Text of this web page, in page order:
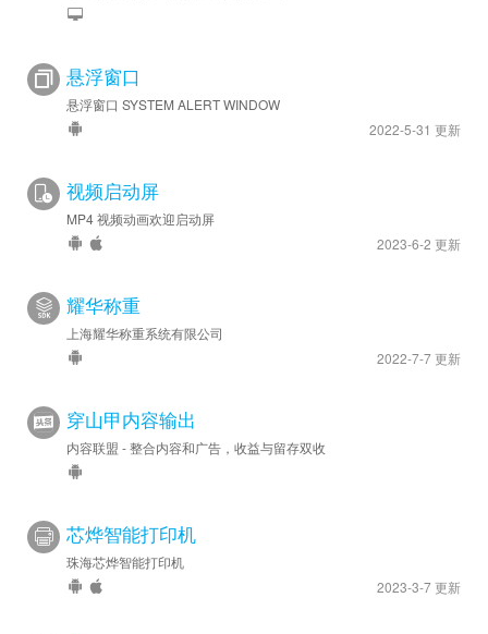
悬浮窗口
悬浮窗口 SYSTEM ALERT WINDOW
2022-5-31 更新
视频启动屏
MP4 视频动画欢迎启动屏
2023-6-2 更新
耀华称重
上海耀华称重系统有限公司
2022-7-7 更新
穿山甲内容输出
内容联盟 - 整合内容和广告，收益与留存双收
芯烨智能打印机
珠海芯烨智能打印机
2023-3-7 更新